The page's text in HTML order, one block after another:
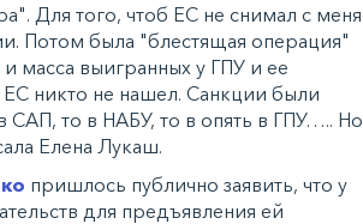
Для того, чтоб ЕС не снимал с меня
Потом была "блестящая операция"
масса выигранных у ГПУ и ее
никто не нашел. Санкции были
САП, то в НАБУ, то в опять в ГПУ….. Но
Елена Лукаш.
пришлось публично заявить, что у
для предъявления ей